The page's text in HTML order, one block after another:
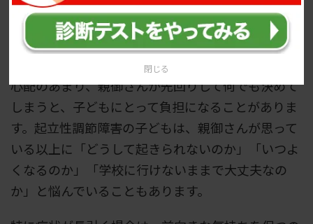
閉じる
過干渉になりすぎず本人の気持ちを受け止め
る
心配のあまり、親御さんが先回りして何でも決めて
しまうと、子どもにとって負担になることがありま
す。起立性調節障害の子どもは、親御さんが思って
いる以上に「どうして起きられないのか」「いつよ
くなるのか」「学校に行けないままで大丈夫なの
か」と悩んでいることもあります。